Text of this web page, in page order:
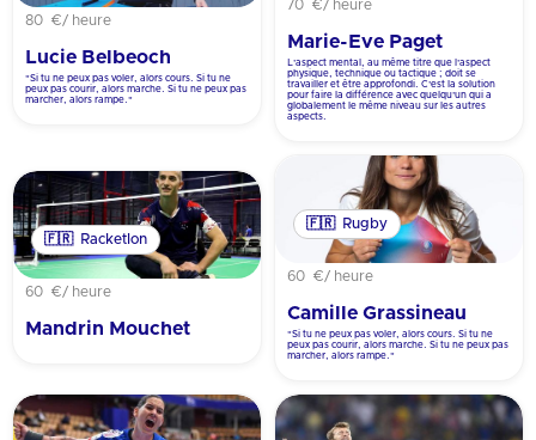
80 €/ heure
Lucie Belbeoch
"Si tu ne peux pas voler, alors cours. Si tu ne
peux pas courir, alors marche. Si tu ne peux pas
marcher, alors rampe."
70 €/ heure
Marie-Eve Paget
L’aspect mental, au même titre que l’aspect
physique, technique ou tactique ; doit se
travailler et être approfondi. C’est la solution
pour faire la différence avec quelqu’un qui a
globalement le même niveau sur les autres
aspects.
🇫🇷 Racketlon
60 €/ heure
Mandrin Mouchet
🇫🇷 Rugby
60 €/ heure
Camille Grassineau
"Si tu ne peux pas voler, alors cours. Si tu ne
peux pas courir, alors marche. Si tu ne peux pas
marcher, alors rampe."